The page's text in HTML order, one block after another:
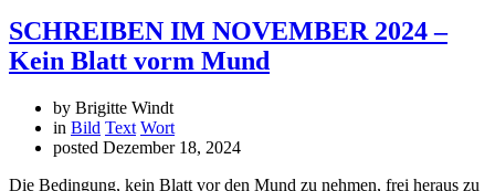
SCHREIBEN IM NOVEMBER 2024 –
Kein Blatt vorm Mund
by Brigitte Windt
in Bild Text Wort
posted Dezember 18, 2024
Die Bedingung, kein Blatt vor den Mund zu nehmen, frei heraus zu